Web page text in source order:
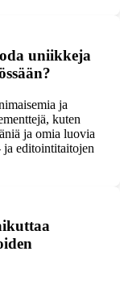
uniikkeja
ja
kuten
ja omia luovia
ja editointitaitojen